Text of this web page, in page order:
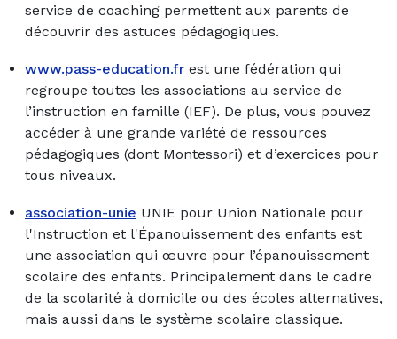
service de coaching permettent aux parents de
découvrir des astuces pédagogiques.
www.pass-education.fr est une fédération qui
regroupe toutes les associations au service de
l’instruction en famille (IEF). De plus, vous pouvez
accéder à une grande variété de ressources
pédagogiques (dont Montessori) et d’exercices pour
tous niveaux.
association-unie UNIE pour Union Nationale pour
l'Instruction et l'Épanouissement des enfants est
une association qui œuvre pour l’épanouissement
scolaire des enfants. Principalement dans le cadre
de la scolarité à domicile ou des écoles alternatives,
mais aussi dans le système scolaire classique.